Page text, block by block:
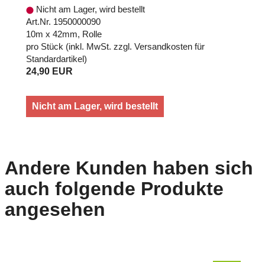
Nicht am Lager, wird bestellt
Art.Nr. 1950000090
10m x 42mm, Rolle
pro Stück (inkl. MwSt. zzgl. Versandkosten für
Standardartikel)
24,90 EUR
Nicht am Lager, wird bestellt
Andere Kunden haben sich
auch folgende Produkte
angesehen